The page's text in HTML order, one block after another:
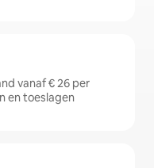
vanaf € 26 per
en toeslagen